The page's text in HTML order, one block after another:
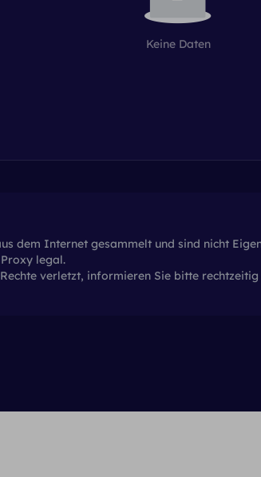
Keine Daten
dem Internet gesammelt und sind nicht
legal.
verletzt, informieren Sie bitte